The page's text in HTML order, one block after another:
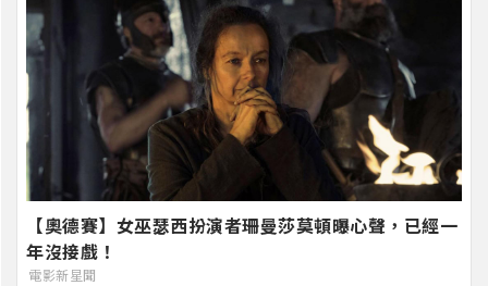
【奧德賽】女巫瑟西扮演者珊曼莎莫頓曝心聲，已經一
年沒接戲！
電影新星聞